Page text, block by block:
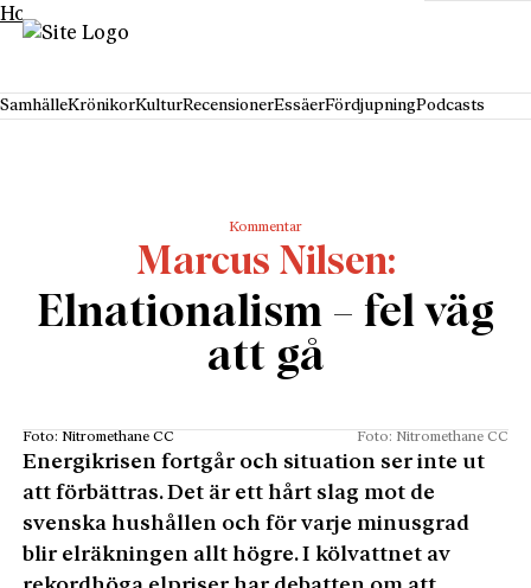
Hoppa till innehåll
SamhälleKrönikorKulturRecensionerEssäerFördjupningPodcasts
Kommentar
Marcus Nilsen
Elnationalism – fel väg
att gå
Foto: Nitromethane CC Foto: Nitromethane CC
Energikrisen fortgår och situation ser inte ut
att förbättras. Det är ett hårt slag mot de
svenska hushållen och för varje minusgrad
blir elräkningen allt högre. I kölvattnet av